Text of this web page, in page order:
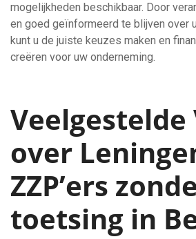
mogelijkheden beschikbaar. Door
en goed geïnformeerd te blijven over
kunt u de juiste keuzes maken en
creëren voor uw onderneming.
Veelgestelde
over
ZZP’ers
toetsing in